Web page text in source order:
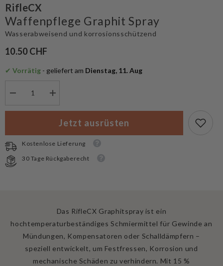
RifleCX
Waffenpflege Graphit Spray
Wasserabweisend und korrosionsschützend
10.50 CHF
✔ Vorrätig - geliefert am Dienstag, 11. Aug
für
Graphit
Spray
Menge
für
RifleCX
Waffenpflege
Graphit
Spray
Jetzt ausrüsten
Kostenlose Lieferung
30 Tage Rückgaberecht
Das RifleCX Graphitspray ist ein
hochtemperaturbeständiges Schmiermittel für Gewinde an
Mündungen, Kompensatoren oder Schalldämpfern –
speziell entwickelt, um Festfressen, Korrosion und
mechanische Schäden zu verhindern. Mit 15 %